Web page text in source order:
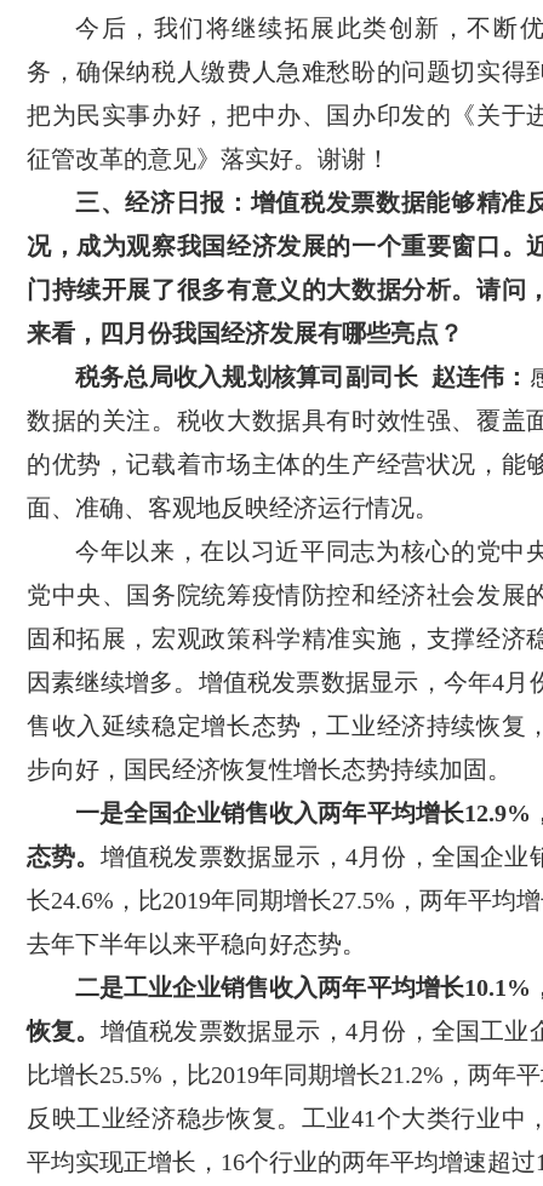
今后，我们将继续拓展此类创新，不断
务，确保纳税人缴费人急难愁盼的问题切实得
把为民实事办好，把中办、国办印发的《关于
征管改革的意见》落实好。谢谢！
三、经济日报：增值税发票数据能够精准
况，成为观察我国经济发展的一个重要窗口。
门持续开展了很多有意义的大数据分析。请问
来看，四月份我国经济发展有哪些亮点？
税务总局收入规划核算司副司长 赵连伟：
数据的关注。税收大数据具有时效性强、覆盖
的优势，记载着市场主体的生产经营状况，能
面、准确、客观地反映经济运行情况。
今年以来，在以习近平同志为核心的党中
党中央、国务院统筹疫情防控和经济社会发展
固和拓展，宏观政策科学精准实施，支撑经济
因素继续增多。增值税发票数据显示，今年4月
售收入延续稳定增长态势，工业经济持续恢复
步向好，国民经济恢复性增长态势持续加固。
一是全国企业销售收入两年平均增长12.9%
态势。 增值税发票数据显示，4月份，全国企业
长24.6%，比2019年同期增长27.5%，两年平均
去年下半年以来平稳向好态势。
二是工业企业销售收入两年平均增长10.1%
恢复。 增值税发票数据显示，4月份，全国工业
比增长25.5%，比2019年同期增长21.2%，两年
反映工业经济稳步恢复。工业41个大类行业中
平均实现正增长，16个行业的两年平均增速超过